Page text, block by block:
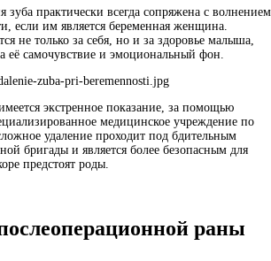
зуба практически всегда сопряжена с волнением
если им является беременная женщина.
не только за себя, но и за здоровье малыша,
её самочувствие и эмоциональный фон.
экстренное показание, за помощью
медицинское учреждение по
удаление проходит под бдительным
бригады и является более безопасным для
предстоят роды.
раны